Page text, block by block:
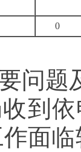
0
要问
到
面